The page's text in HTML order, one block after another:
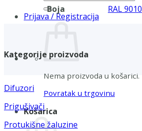
Prijava / Registracija
Nema proizvoda u košarici.
Povratak u trgovinu
Košarica
Boja RAL 9010
Kategorije proizvoda
Difuzori
Prigušivači
Protukišne žaluzine